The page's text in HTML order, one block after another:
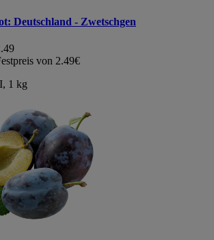
Deutschland - Zwetschgen
von 2.49€
1 kg